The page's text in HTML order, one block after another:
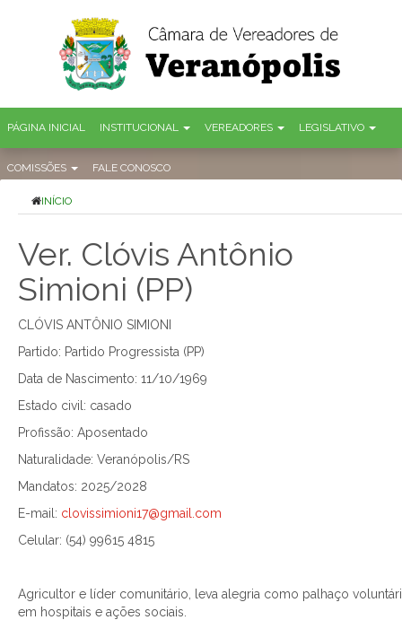
PÁGINA INICIAL INSTITUCIONAL VEREADORES LEGISLATIVO
COMISSÕES FALE CONOSCO
INÍCIO
Ver. Clóvis Antônio
Simioni (PP)
CLÓVIS ANTÔNIO SIMIONI
Partido: Partido Progressista (PP)
Data de Nascimento: 11/10/1969
Estado civil: casado
Profissão: Aposentado
Naturalidade: Veranópolis/RS
Mandatos: 2025/2028
E-mail: clovissimioni17@gmail.com
Celular: (54) 99615 4815
Agricultor e líder comunitário, leva alegria como palhaço
em hospitais e ações sociais.